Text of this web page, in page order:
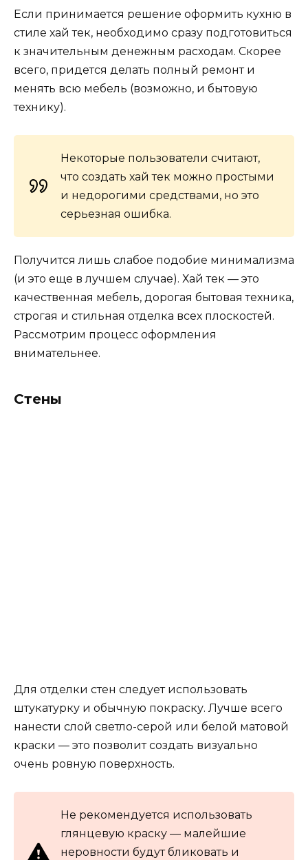
Если принимается решение оформить кухню в
стиле хай тек, необходимо сразу подготовиться
к значительным денежным расходам. Скорее
всего, придется делать полный ремонт и
менять всю мебель (возможно, и бытовую
технику).
Некоторые пользователи считают,
что создать хай тек можно простыми
и недорогими средствами, но это
серьезная ошибка.
Получится лишь слабое подобие минимализма
(и это еще в лучшем случае). Хай тек — это
качественная мебель, дорогая бытовая техника,
строгая и стильная отделка всех плоскостей.
Рассмотрим процесс оформления
внимательнее.
Стены
Для отделки стен следует использовать
штукатурку и обычную покраску. Лучше всего
нанести слой светло-серой или белой матовой
краски — это позволит создать визуально
очень ровную поверхность.
Не рекомендуется использовать
глянцевую краску — малейшие
неровности будут бликовать и